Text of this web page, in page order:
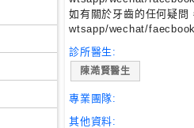
如有關於牙齒的任何疑問
wtsapp/wechat/faecbook
診所醫生:
陳澔賢醫生
專業團隊:
其他資料: